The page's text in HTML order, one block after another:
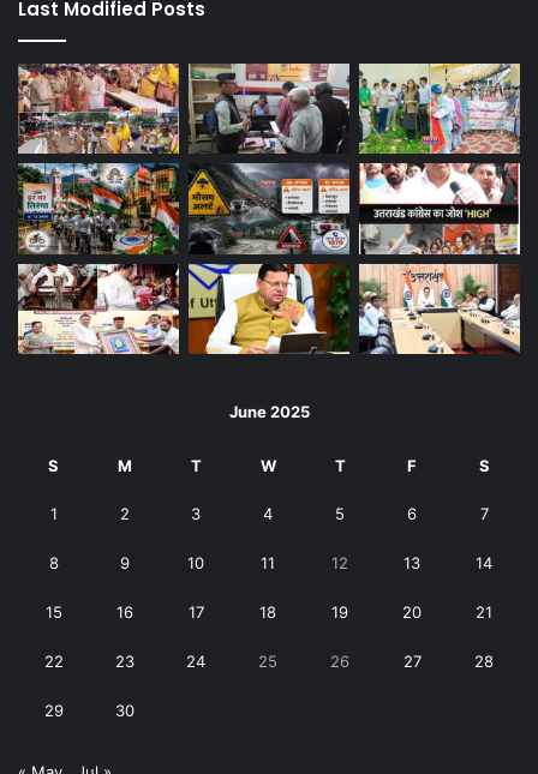
Last Modified Posts
June 2025
S M T W T F S
1 2 3 4 5 6 7
8 9 10 11 12 13 14
15 16 17 18 19 20 21
22 23 24 25 26 27 28
29 30